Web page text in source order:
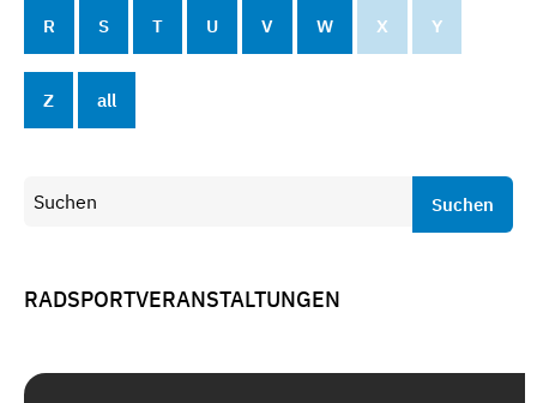
R S T U V W X Y
Z all
Suchen
RADSPORTVERANSTALTUNGEN